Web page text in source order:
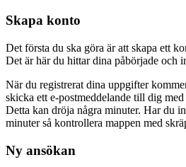
Skapa konto
Det första du ska göra är att skapa ett
Det är här du hittar dina påbörjade och
När du registrerat dina uppgifter
skicka ett e-postmeddelande till dig
Detta kan dröja några minuter. Har du
minuter så kontrollera mappen med
Ny ansökan